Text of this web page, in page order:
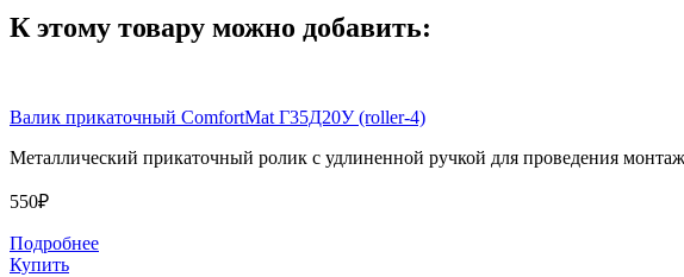
К этому товару можно добавить:
Валик прикаточный ComfortMat Г35Д20У (roller-4)
Металлический прикаточный ролик с удлиненной ручкой для проведения
550₽
Подробнее
Купить